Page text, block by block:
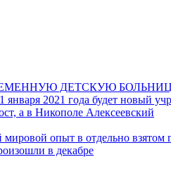
ДЕТСКУЮ
2021 года будет новый
а в Никополе Алексеевский
опыт в отдельно взятом
в декабре